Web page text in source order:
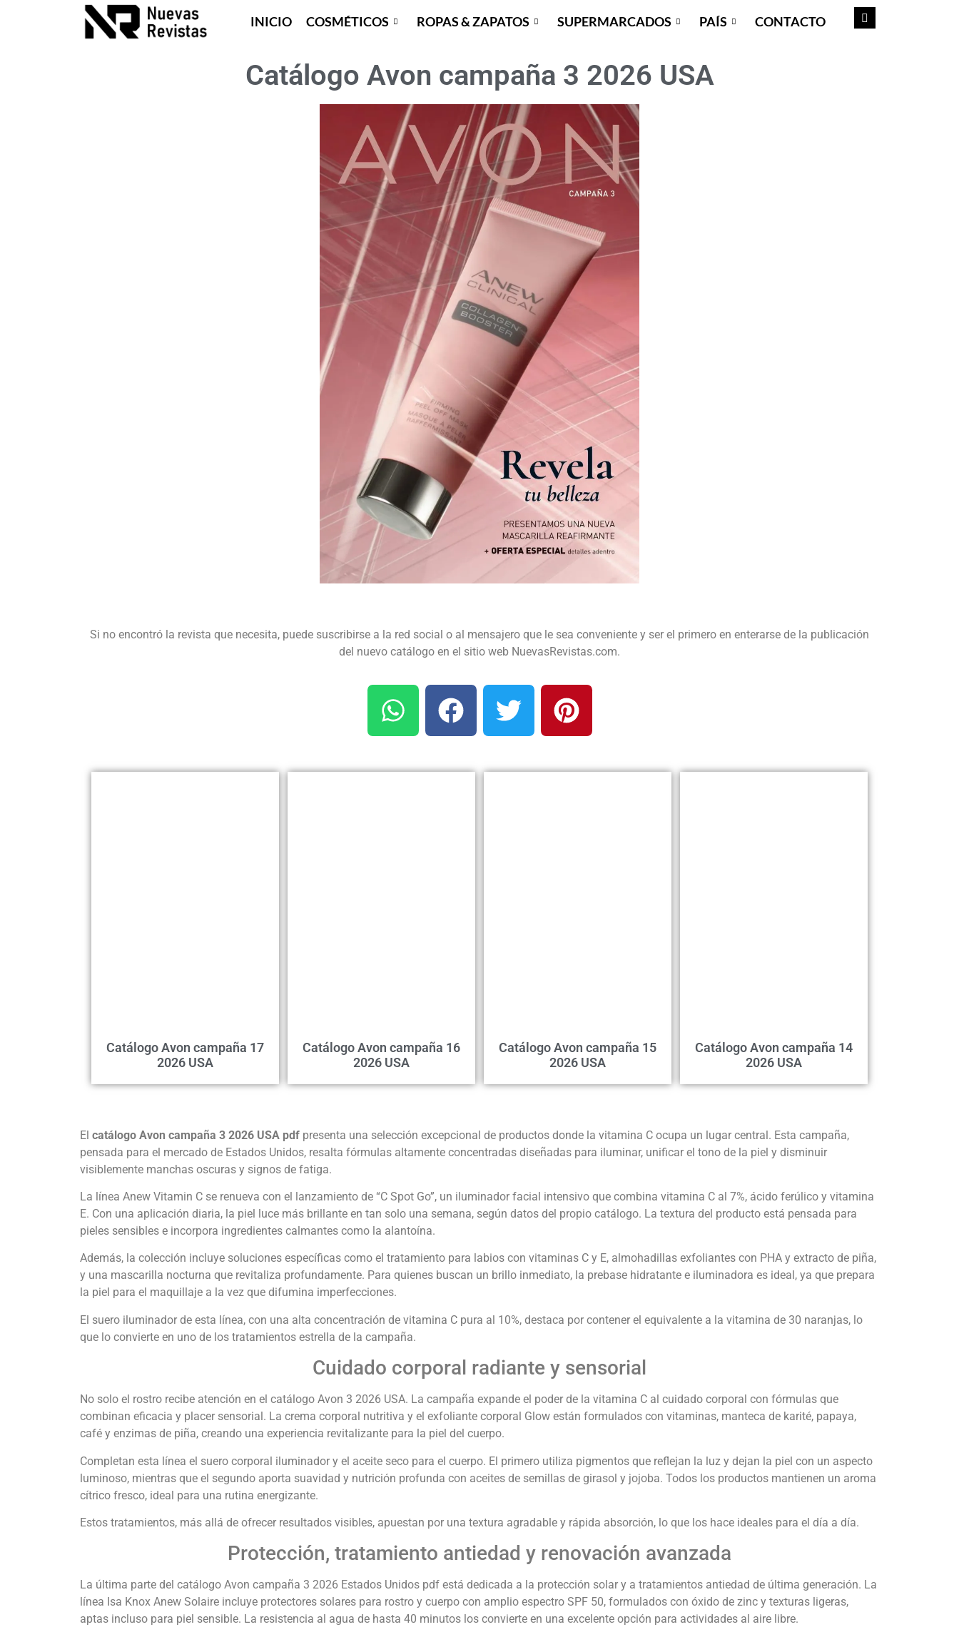
INICIO COSMÉTICOS ROPAS & ZAPATOS SUPERMARCADOS PAÍS CONTACTO
Catálogo Avon campaña 3 2026 USA
Si no encontró la revista que necesita, puede suscribirse a la red social o al mensajero que le sea conveniente y ser el primero en enterarse de la publicación
del nuevo catálogo en el sitio web NuevasRevistas.com.
Catálogo Avon campaña 17
2026 USA
Catálogo Avon campaña 16
2026 USA
Catálogo Avon campaña 15
2026 USA
Catálogo Avon campaña 14
2026 USA
El catálogo Avon campaña 3 2026 USA pdf presenta una selección excepcional de productos donde la vitamina C ocupa un lugar central. Esta campaña,
pensada para el mercado de Estados Unidos, resalta fórmulas altamente concentradas diseñadas para iluminar, unificar el tono de la piel y disminuir
visiblemente manchas oscuras y signos de fatiga.
La línea Anew Vitamin C se renueva con el lanzamiento de “C Spot Go”, un iluminador facial intensivo que combina vitamina C al 7%, ácido ferúlico y vitamina
E. Con una aplicación diaria, la piel luce más brillante en tan solo una semana, según datos del propio catálogo. La textura del producto está pensada para
pieles sensibles e incorpora ingredientes calmantes como la alantoína.
Además, la colección incluye soluciones específicas como el tratamiento para labios con vitaminas C y E, almohadillas exfoliantes con PHA y extracto de piña,
y una mascarilla nocturna que revitaliza profundamente. Para quienes buscan un brillo inmediato, la prebase hidratante e iluminadora es ideal, ya que prepara
la piel para el maquillaje a la vez que difumina imperfecciones.
El suero iluminador de esta línea, con una alta concentración de vitamina C pura al 10%, destaca por contener el equivalente a la vitamina de 30 naranjas, lo
que lo convierte en uno de los tratamientos estrella de la campaña.
Cuidado corporal radiante y sensorial
No solo el rostro recibe atención en el catálogo Avon 3 2026 USA. La campaña expande el poder de la vitamina C al cuidado corporal con fórmulas que
combinan eficacia y placer sensorial. La crema corporal nutritiva y el exfoliante corporal Glow están formulados con vitaminas, manteca de karité, papaya,
café y enzimas de piña, creando una experiencia revitalizante para la piel del cuerpo.
Completan esta línea el suero corporal iluminador y el aceite seco para el cuerpo. El primero utiliza pigmentos que reflejan la luz y dejan la piel con un aspecto
luminoso, mientras que el segundo aporta suavidad y nutrición profunda con aceites de semillas de girasol y jojoba. Todos los productos mantienen un aroma
cítrico fresco, ideal para una rutina energizante.
Estos tratamientos, más allá de ofrecer resultados visibles, apuestan por una textura agradable y rápida absorción, lo que los hace ideales para el día a día.
Protección, tratamiento antiedad y renovación avanzada
La última parte del catálogo Avon campaña 3 2026 Estados Unidos pdf está dedicada a la protección solar y a tratamientos antiedad de última generación. La
línea Isa Knox Anew Solaire incluye protectores solares para rostro y cuerpo con amplio espectro SPF 50, formulados con óxido de zinc y texturas ligeras,
aptas incluso para piel sensible. La resistencia al agua de hasta 40 minutos los convierte en una excelente opción para actividades al aire libre.